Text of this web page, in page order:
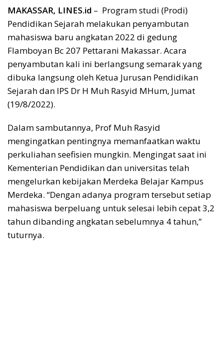
MAKASSAR, LINES.id – Program studi (Prodi)
Pendidikan Sejarah melakukan penyambutan
mahasiswa baru angkatan 2022 di gedung
Flamboyan Bc 207 Pettarani Makassar. Acara
penyambutan kali ini berlangsung semarak yang
dibuka langsung oleh Ketua Jurusan Pendidikan
Sejarah dan IPS Dr H Muh Rasyid MHum, Jumat
(19/8/2022).
Dalam sambutannya, Prof Muh Rasyid
mengingatkan pentingnya memanfaatkan waktu
perkuliahan seefisien mungkin. Mengingat saat ini
Kementerian Pendidikan dan universitas telah
mengelurkan kebijakan Merdeka Belajar Kampus
Merdeka. “Dengan adanya program tersebut setiap
mahasiswa berpeluang untuk selesai lebih cepat 3,2
tahun dibanding angkatan sebelumnya 4 tahun,”
tuturnya.